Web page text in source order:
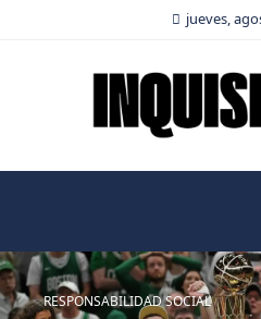
jueves,
RESPONSABILIDAD SOCIAL